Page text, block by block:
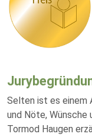
Selten ist es einem
und Nöte, Wünsche
Tormod Haugen